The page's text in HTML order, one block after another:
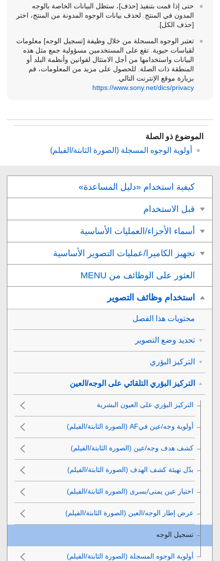
حتى إذا قمت بتنفيذ [حذف]، ستظل البيانات الخاصة بالوجه
المدون في المنتج. لحذف بيانات الوجوه المدونة من المنتج، اختر
[حذف الكل]
تعتبر الوجوه المسجلة من خلال وظيفة [تسجيل الوجه] معلومات
لقياسات حيوية. تقع على المستخدمين مسؤولية جمع مثل هذه
البيانات واستخدامها من أجل الامتثال لقوانين وأنظمة البلد أو
المنطقة ذات الصلة. للحصول على مزيد من المعلومات، قم
بزيارة موقع الإنترنت التالي.
https://www.sony.net/dics/privacy
الموضوع ذو الصلة
أولوية الوجوه المسجلة (الصورة الثابتة/الفيلم)
كيفية استخدام «دليل المساعدة»
قبل الاستخدام
أسماء الأجزاء/العمليات الأساسية
تجهيز الكاميرا/عمليات التصوير الأساسية
العثور على الوظائف من MENU
استخدام وظائف التصوير
محتويات هذا الفصل
تحديد وضع التصوير
التركيز البؤري
التركيز البؤري التلقائي على الوجه/العين
التركيز البؤري على العيون البشرية
أولوية وجه/عين فيAF‎‏ (الصورة الثابتة/الفيلم)
كشف هدف وجه/عين (الصورة الثابتة/الفيلم)
بدّل تهيئة كشف الهدف (الصورة الثابتة/الفيلم)
اختيار عين يمنى/يسرى (الصورة الثابتة/الفيلم)
عرض إطار الوجه/العين (الصورة الثابتة/الفيلم)
تسجيل الوجه
أولوية الوجوه المسجلة (الصورة الثابتة/الفيلم)